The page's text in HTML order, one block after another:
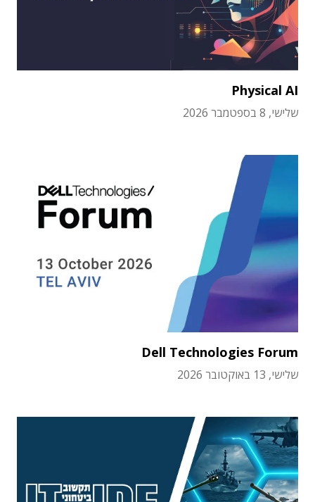
Physical AI
שלישי, 8 בספטמבר 2026
Dell Technologies Forum
שלישי, 13 באוקטובר 2026